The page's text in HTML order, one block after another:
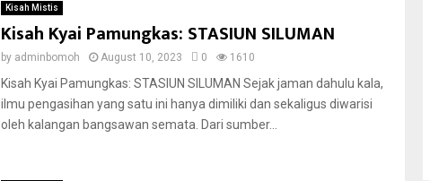
Kisah Mistis
Kisah Kyai Pamungkas: STASIUN SILUMAN
by adminbomoh August 10, 2023 0 1610
Kisah Kyai Pamungkas: STASIUN SILUMAN Sejak jaman dahulu kala,
ilmu pengasihan yang satu ini hanya dimiliki dan sekaligus diwarisi
oleh kalangan bangsawan semata. Dari sumber...